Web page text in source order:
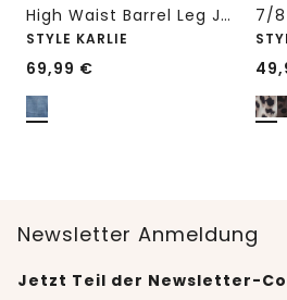
High Waist Barrel Leg Jeans im Loose Fit
STYLE KARLIE
69,99 €
Newsletter Anmeldung
Jetzt Teil der Newsletter-